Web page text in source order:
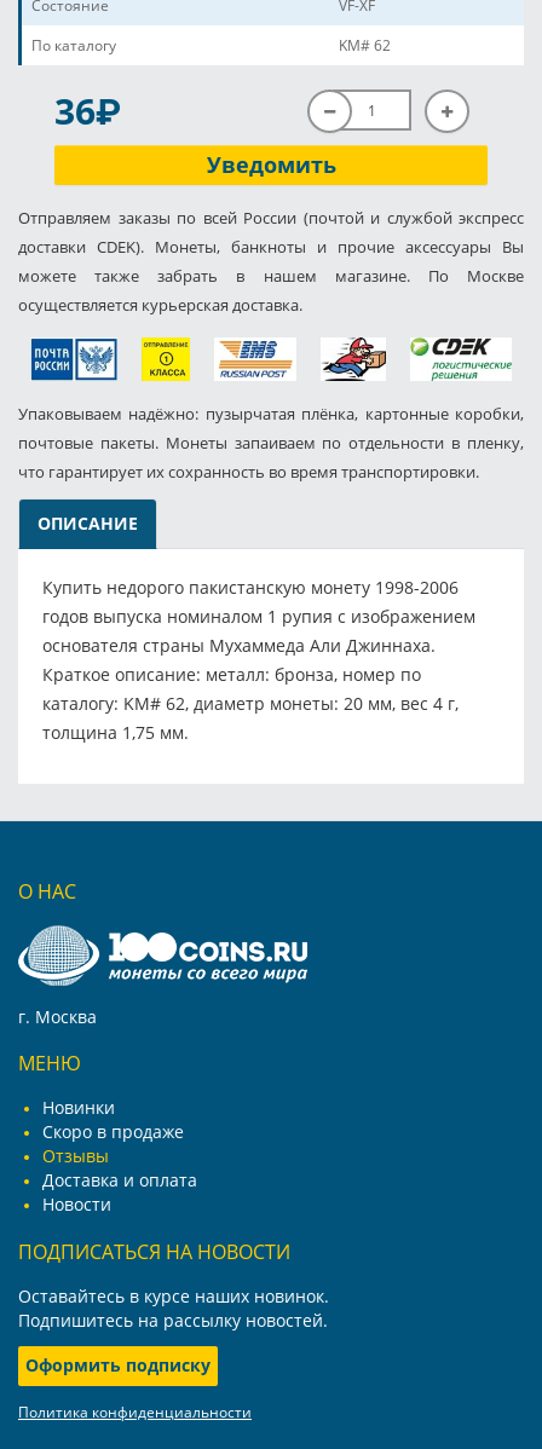
Состояние
VF-XF
По каталогу
KM# 62
36P
Уведомить
Отправляем заказы по всей России (почтой и службой экспресс
доставки CDEK). Монеты, банкноты и прочие аксессуары Вы
можете также забрать в нашем магазине. По Москве
осуществляется курьерская доставка.
Упаковываем надёжно: пузырчатая плёнка, картонные коробки,
почтовые пакеты. Монеты запаиваем по отдельности в пленку,
что гарантирует их сохранность во время транспортировки.
ОПИСАНИЕ
Купить недорого пакистанскую монету 1998-2006
годов выпуска номиналом 1 рупия с изображением
основателя страны Мухаммеда Али Джиннаха.
Краткое описание: металл: бронза, номер по
каталогу: KM# 62, диаметр монеты: 20 мм, вес 4 г,
толщина 1,75 мм.
О НАС
г. Москва
МЕНЮ
Новинки
Скоро в продаже
Отзывы
Доставка и оплата
Новости
ПОДПИСАТЬСЯ НА НОВОСТИ
Оставайтесь в курсе наших новинок.
Подпишитесь на рассылку новостей.
Оформить подписку
Политика конфиденциальности